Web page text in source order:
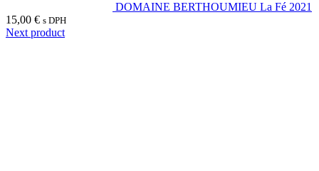
DOMAINE BERTHOUMIEU La Fé 2021
15,00 € s DPH
Next product